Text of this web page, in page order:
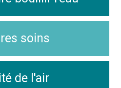
soins
de l'air